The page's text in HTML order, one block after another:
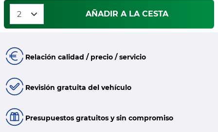
AÑADIR A LA CESTA
Relación calidad / precio / servicio
Revisión gratuita del vehículo
Presupuestos gratuitos y sin compromiso